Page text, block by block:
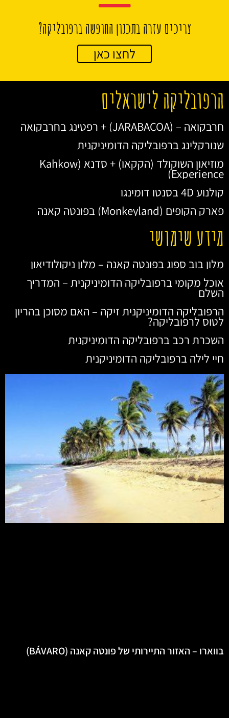
צריכים עזרה בתכנון החופשה ברפובליקה?
לחצו כאן
הרפובליקה לישראלים
חרבקואה – (JARABACOA) + רפטינג בחרבקואה
שנורקלינג ברפובליקה הדומיניקנית
מוזיאון השוקולד (הקקאו) + סדנא (Kahkow
Experience)
קולנוע 4D בסנטו דומינגו
פארק הקופים (Monkeyland) בפונטה קאנה
מידע שימושי
מלון בוב ספוג בפונטה קאנה – מלון ניקולודיאון
אוכל מקומי ברפובליקה הדומיניקנית – המדריך
השלם
הרפובליקה הדומיניקנית זיקה – האם מסוכן בהריון
לטוס לרפובליקה?
השכרת רכב ברפובליקה הדומיניקנית
חיי לילה ברפובליקה הדומיניקנית
בווארו – האזור התיירותי של פונטה קאנה (BÁVARO)